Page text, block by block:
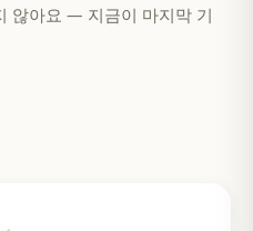
않아요 — 지금이 마지막 기